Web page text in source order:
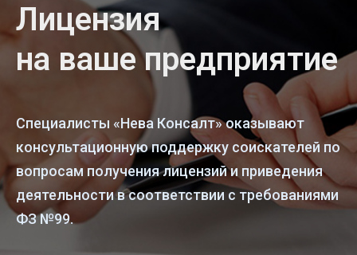
Лицензия
на ваше предприятие
Специалисты «Нева Консалт» оказывают
консультационную поддержку соискателей по
вопросам получения лицензий и приведения
деятельности в соответствии с требованиями
ФЗ №99.